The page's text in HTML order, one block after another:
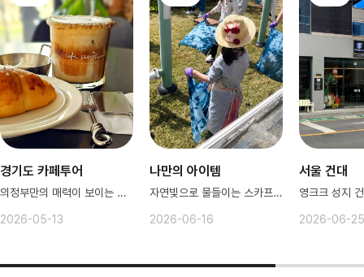
경기도 카페투어
의정부만의 매력이 보이는 카페 모음!
2026-05-13
나만의 아이템
자연빛으로 물들이는 스카프만들기 체험
2026-06-16
서울 건대
2026-06-25